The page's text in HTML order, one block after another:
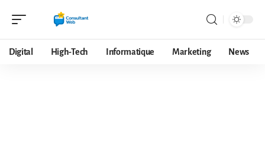
Digital High-Tech Informatique Marketing News